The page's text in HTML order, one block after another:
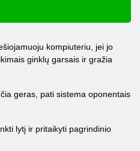
kompiuteriu, jei jo
ginklų garsais ir gražia
geras, pati sistema oponentais
lytį ir pritaikyti pagrindinio